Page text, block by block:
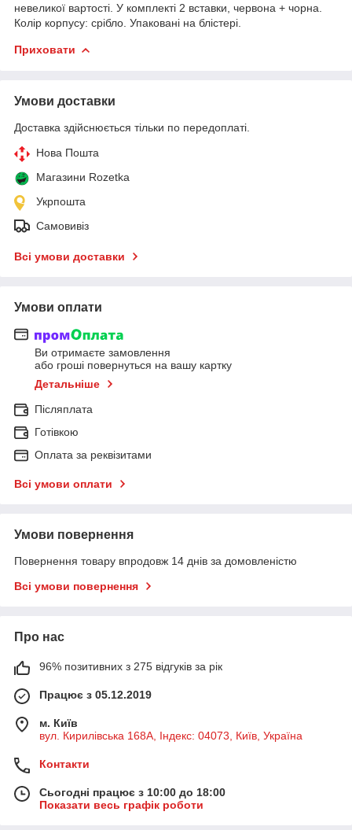
невеликої вартості. У комплекті 2 вставки, червона + чорна.
Колір корпусу: срібло. Упаковані на блістері.
Приховати
Умови доставки
Доставка здійснюється тільки по передоплаті.
Нова Пошта
Магазини Rozetka
Укрпошта
Самовивіз
Всі умови доставки
Умови оплати
Ви отримаєте замовлення
або гроші повернуться на вашу картку
Детальніше
Післяплата
Готівкою
Оплата за реквізитами
Всі умови оплати
Умови повернення
Повернення товару впродовж 14 днів за домовленістю
Всі умови повернення
Про нас
96% позитивних з 275 відгуків за рік
Працює з 05.12.2019
м. Київ
вул. Кирилівська 168A, Індекс: 04073, Київ, Україна
Контакти
Сьогодні працює з 10:00 до 18:00
Показати весь графік роботи